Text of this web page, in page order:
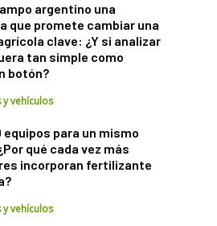
argentino una
que promete cambiar una
clave: ¿Y si analizar
tan simple como
botón?
vehículos
equipos para un mismo
qué cada vez más
incorporan fertilizante
vehículos